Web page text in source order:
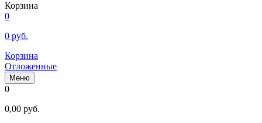
Корзина
0
0 руб.
Корзина
Отложенные
Меню
0
0,00 руб.